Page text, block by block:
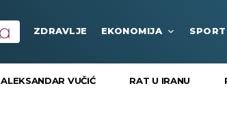
ZDRAVLJE EKONOMIJA SPORT
ALEKSANDAR VUČIĆ RAT U IRANU